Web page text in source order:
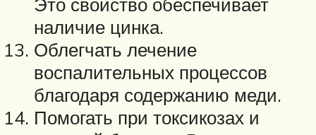
наличие цинка.
Облегчать лечение
воспалительных процессов
благодаря содержанию меди.
Помогать при токсикозах и